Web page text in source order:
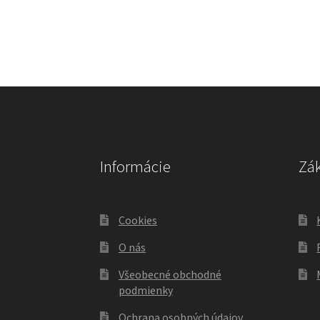
Informácie
Cookies
O nás
Všeobecné obchodné
podmienky